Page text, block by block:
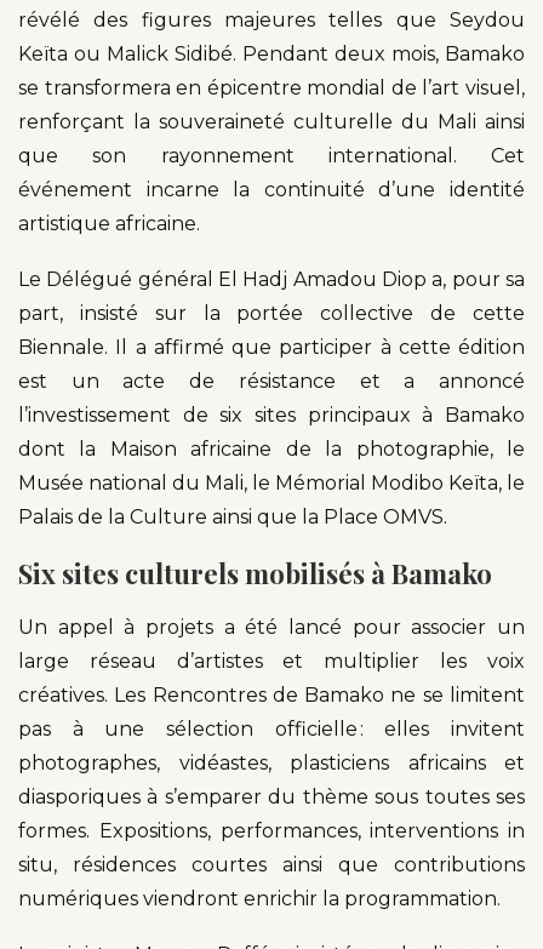
révélé des figures majeures telles que Seydou
Keïta ou Malick Sidibé. Pendant deux mois, Bamako
se transformera en épicentre mondial de l’art visuel,
renforçant la souveraineté culturelle du Mali ainsi
que son rayonnement international. Cet
événement incarne la continuité d’une identité
artistique africaine.
Le Délégué général El Hadj Amadou Diop a, pour sa
part, insisté sur la portée collective de cette
Biennale. Il a affirmé que participer à cette édition
est un acte de résistance et a annoncé
l’investissement de six sites principaux à Bamako
dont la Maison africaine de la photographie, le
Musée national du Mali, le Mémorial Modibo Keïta, le
Palais de la Culture ainsi que la Place OMVS.
Six sites culturels mobilisés à Bamako
Un appel à projets a été lancé pour associer un
large réseau d’artistes et multiplier les voix
créatives. Les Rencontres de Bamako ne se limitent
pas à une sélection officielle : elles invitent
photographes, vidéastes, plasticiens africains et
diasporiques à s’emparer du thème sous toutes ses
formes. Expositions, performances, interventions in
situ, résidences courtes ainsi que contributions
numériques viendront enrichir la programmation.